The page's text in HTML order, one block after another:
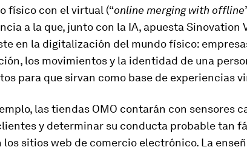
físico con el virtual (“online merging with offline
a la que, junto con la IA, apuesta Sinovation
en la digitalización del mundo físico:
los movimientos y la identidad de una
para que sirvan como base de experiencias
las tiendas OMO contarán con sensores
y determinar su conducta probable tan
los sitios web de comercio electrónico. La